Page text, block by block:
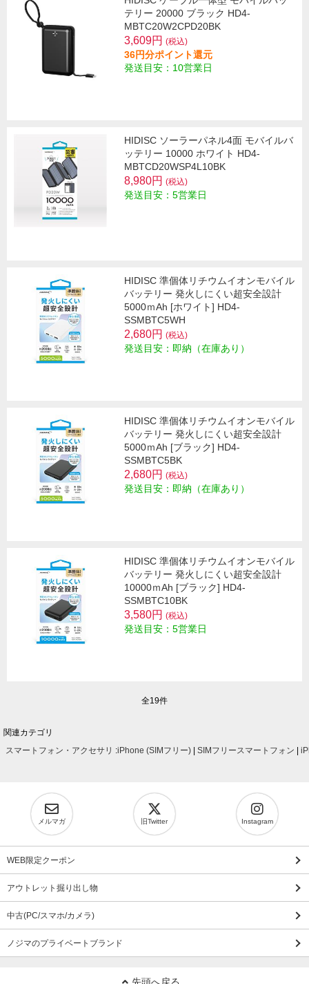
テリー 20000 ブラック HD4-
MBTC20W2CPD20BK
3,609円 (税込)
36円分ポイント還元
発送目安：10営業日
HIDISC ソーラーパネル4面 モバイルバ
ッテリー 10000 ホワイト HD4-
MBTCD20WSP4L10BK
8,980円 (税込)
発送目安：5営業日
HIDISC 準個体リチウムイオンモバイル
バッテリー 発火しにくい超安全設計
5000ｍAh [ホワイト] HD4-
SSMBTC5WH
2,680円 (税込)
発送目安：即納（在庫あり）
HIDISC 準個体リチウムイオンモバイル
バッテリー 発火しにくい超安全設計
5000ｍAh [ブラック] HD4-
SSMBTC5BK
2,680円 (税込)
発送目安：即納（在庫あり）
HIDISC 準個体リチウムイオンモバイル
バッテリー 発火しにくい超安全設計
10000ｍAh [ブラック] HD4-
SSMBTC10BK
3,580円 (税込)
発送目安：5営業日
全19件
関連カテゴリ
スマートフォン・アクセサリ :iPhone (SIMフリー) SIMフリースマートフォン
メルマガ 旧Twitter Instagram
WEB限定クーポン
アウトレット掘り出し物
中古(PC/スマホ/カメラ)
ノジマのプライベートブランド